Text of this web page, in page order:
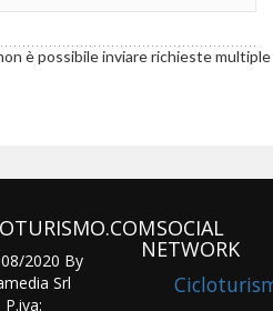
è possibile inviare richieste multiple
2020 By
Srl
P.iva:
SOCIAL
NETWORK